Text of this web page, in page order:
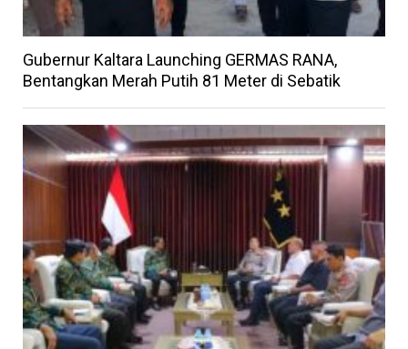
Gubernur Kaltara Launching GERMAS RANA,
Bentangkan Merah Putih 81 Meter di Sebatik